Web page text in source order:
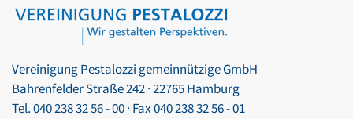
Vereinigung Pestalozzi gemeinnützige GmbH
Bahrenfelder Straße 242 · 22765 Hamburg
Tel. 040 238 32 56 - 00 · Fax 040 238 32 56 - 01